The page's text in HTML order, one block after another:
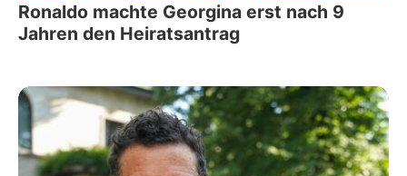
Ronaldo machte Georgina erst nach 9
Jahren den Heiratsantrag